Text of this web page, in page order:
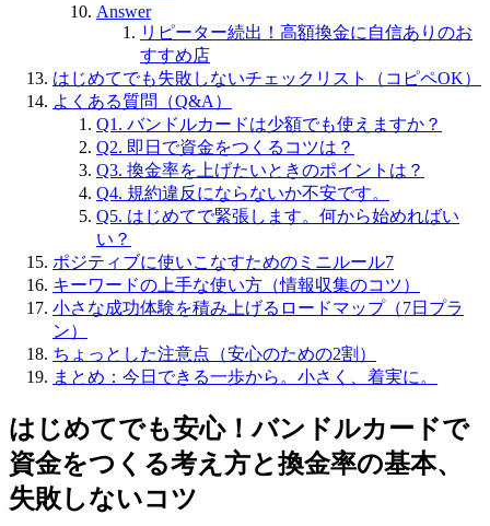
Answer
リピーター続出！高額換金に自信ありのお
すすめ店
はじめてでも失敗しないチェックリスト（コピペOK）
よくある質問（Q&A）
Q1. バンドルカードは少額でも使えますか？
Q2. 即日で資金をつくるコツは？
Q3. 換金率を上げたいときのポイントは？
Q4. 規約違反にならないか不安です。
Q5. はじめてで緊張します。何から始めればい
い？
ポジティブに使いこなすためのミニルール7
キーワードの上手な使い方（情報収集のコツ）
小さな成功体験を積み上げるロードマップ（7日プラ
ン）
ちょっとした注意点（安心のための2割）
まとめ：今日できる一歩から。小さく、着実に。
はじめてでも安心！バンドルカードで
資金をつくる考え方と換金率の基本、
失敗しないコツ